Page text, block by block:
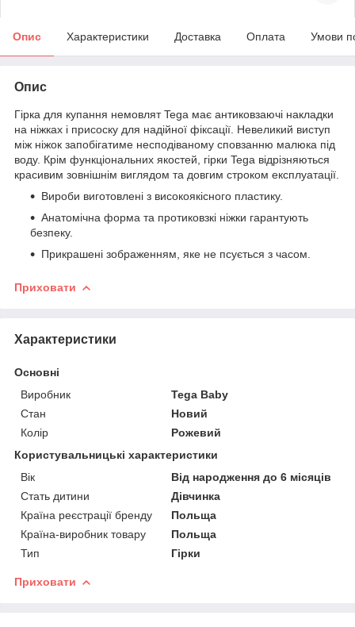
Опис Характеристики Доставка Оплата Умови
Опис
Гірка для купання немовлят Tega має антиковзаючі накладки
на ніжках і присоску для надійної фіксації. Невеликий виступ
між ніжок запобігатиме несподіваному сповзанню малюка під
воду. Крім функціональних якостей, гірки Tega відрізняються
красивим зовнішнім виглядом та довгим строком експлуатації.
Вироби виготовлені з високоякісного пластику.
Анатомічна форма та протиковзкі ніжки гарантують
безпеку.
Прикрашені зображенням, яке не псується з часом.
Приховати
Характеристики
Основні
Виробник
Tega Baby
Стан
Новий
Колір
Рожевий
Користувальницькі характеристики
Вік
Від народження до 6 місяців
Стать дитини
Дівчинка
Країна реєстрації бренду
Польща
Країна-виробник товару
Польща
Тип
Гірки
Приховати